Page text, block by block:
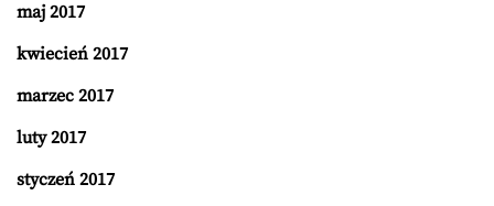
maj 2017
kwiecień 2017
marzec 2017
luty 2017
styczeń 2017